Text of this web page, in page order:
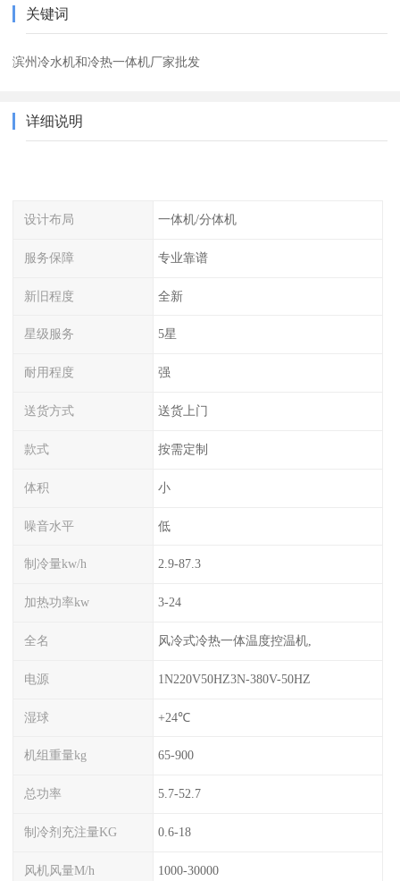
关键词
滨州冷水机和冷热一体机厂家批发
详细说明
设计布局 一体机/分体机
服务保障 专业靠谱
新旧程度 全新
星级服务 5星
耐用程度 强
送货方式 送货上门
款式 按需定制
体积 小
噪音水平 低
制冷量kw/h 2.9-87.3
加热功率kw 3-24
全名 风冷式冷热一体温度控温机,
电源 1N220V50HZ3N-380V-50HZ
湿球 +24℃
机组重量kg 65-900
总功率 5.7-52.7
制冷剂充注量KG 0.6-18
风机风量M/h 1000-30000